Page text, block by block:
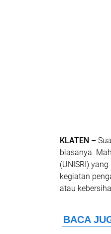
KLATEN –
biasanya.
(UNISRI)
kegiatan
atau